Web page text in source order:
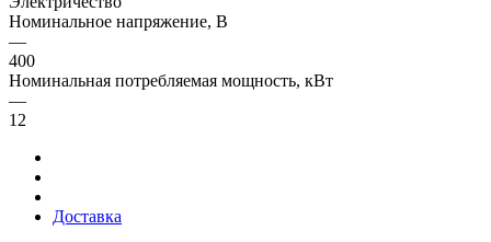
Номинальное напряжение, В
—
400
Номинальная потребляемая мощность, кВт
—
12
Доставка